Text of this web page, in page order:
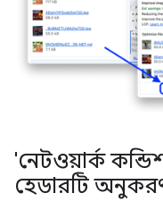
'নেটওয়ার্ক
হেডারটি